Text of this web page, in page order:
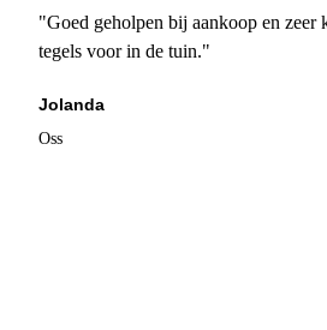
"Goed geholpen bij aankoop en
tegels voor in de tuin."
Jolanda
Oss